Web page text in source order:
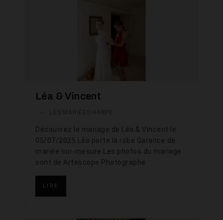
Léa & Vincent
Découvrez le mariage de Léa & Vincent le
05/07/2025 Léa porte la robe Garance de
mariée sur-mesure Les photos du mariage
sont de Artescope Photographe
LIRE